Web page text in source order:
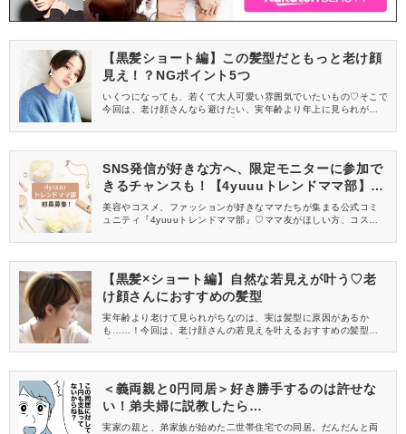
【黒髪ショート編】この髪型だともっと老け顔
見え！？NGポイント5つ
いくつになっても、若くて大人可愛い雰囲気でいたいもの♡そこで
今回は、老け顔さんなら避けたい、実年齢より年上に見られがち
ら、要チェックですよ！
SNS発信が好きな方へ、限定モニターに参加で
きるチャンスも！【4yuuuトレンドママ部】部
員募集中
美容やコスメ、ファッションが好きなママたちが集まる公式コミ
ュニティ『4yuuuトレンドママ部』♡ママ友がほしい方、コスメサ
信してくれる方を募集しています！
【黒髪×ショート編】自然な若見えが叶う♡老
け顔さんにおすすめの髪型
実年齢より老けて見られがちなのは、実は髪型に原因があるか
も……！今回は、老け顔さんの若見えを叶えるおすすめの髪型
いけど、お手入れ楽ちんな髪型がいい」という方は必見ですよ♪
＜義両親と0円同居＞好き勝手するのは許せな
い！弟夫婦に説教したら…
実家の親と、弟家族が始めた二世帯住宅での同居。だんだんと両